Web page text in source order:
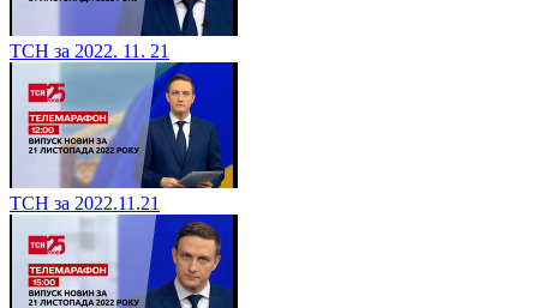
ТСН за 2022. 11. 21
ТСН за 2022.11.21